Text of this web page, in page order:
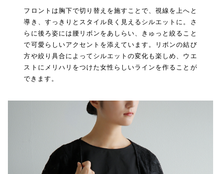
フロントは胸下で切り替えを施すことで、視線を上へと
導き、すっきりとスタイル良く見えるシルエットに。さ
らに後ろ姿には腰リボンをあしらい、きゅっと絞ること
で可愛らしいアクセントを添えています。リボンの結び
方や絞り具合によってシルエットの変化も楽しめ、ウエ
ストにメリハリをつけた女性らしいラインを作ることが
できます。